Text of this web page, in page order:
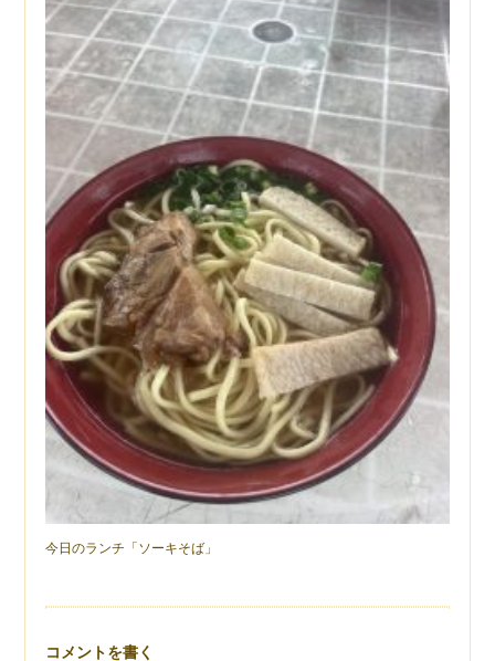
今日のランチ「ソーキそば」
コメントを書く